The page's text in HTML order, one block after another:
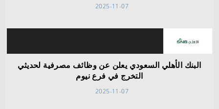
2025-11-07
البنك الأهلي السعودي يعلن عن وظائف مصرفية لحديثي
التخرج في فرع نيوم
2025-11-07